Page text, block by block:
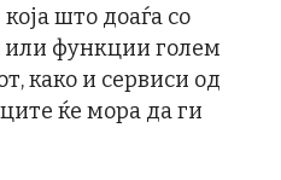
што доаѓа со
функции голем
како и сервиси од
ќе мора да ги